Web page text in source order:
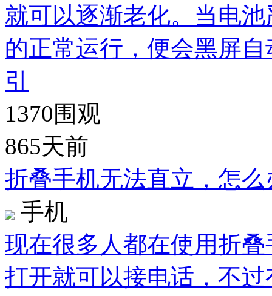
就可以逐渐老化。当电
的正常运行，便会黑屏
引
1370围观
865天前
折叠手机无法直立，怎么
手机
现在很多人都在使用折
打开就可以接电话，不